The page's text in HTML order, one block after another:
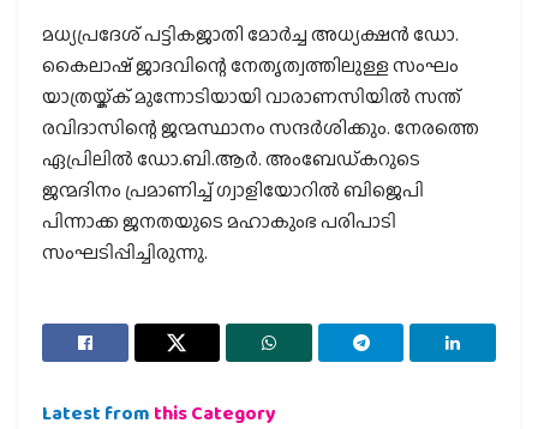
മധ്യപ്രദേശ് പട്ടികജാതി മോര്‍ച്ച അധ്യക്ഷന്‍ ഡോ.
കൈലാഷ് ജാദവിന്റെ നേതൃത്വത്തിലുള്ള സംഘം
യാത്രയ്ക്ക് മുന്നോടിയായി വാരാണസിയില്‍ സന്ത്
രവിദാസിന്റെ ജന്മസ്ഥാനം സന്ദര്‍ശിക്കും. നേരത്തെ
ഏപ്രിലില്‍ ഡോ.ബി.ആര്‍. അംബേഡ്കറുടെ
ജന്മദിനം പ്രമാണിച്ച് ഗ്വാളിയോറില്‍ ബിജെപി
പിന്നാക്ക ജനതയുടെ മഹാകുംഭ പരിപാടി
സംഘടിപ്പിച്ചിരുന്നു.
Latest from this Category